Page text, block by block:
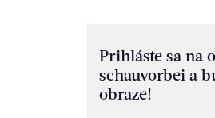
Prihláste sa na
schauvorbei a
obraze!